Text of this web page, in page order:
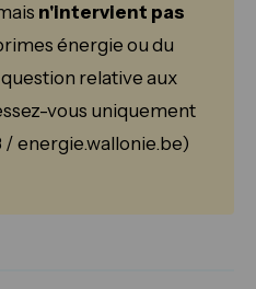
n'intervient pas
énergie ou du
relative aux
vous uniquement
/ energie.wallonie.be)